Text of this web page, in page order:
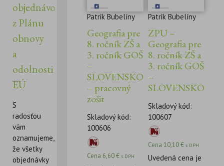
objednávok
z Plánu
obnovy
a
odolnosti
EÚ
S
radosťou
vám
oznamujeme,
že všetky
objednávky
Patrik Bubelíny
Geografia pre
8. ročník ZŠ a
3. ročník GOŠ
–
SLOVENSKO
– pracovný
zošit
Skladový kód:
100606
Cena 6,60€ s DPH
Patrik Bubelíny
ZPU –
Geografia pre
8. ročník ZŠ a
3. ročník GOŠ
–
SLOVENSKO
Skladový kód:
100607
Cena 10,10€ s DPH
Uvedená cena je